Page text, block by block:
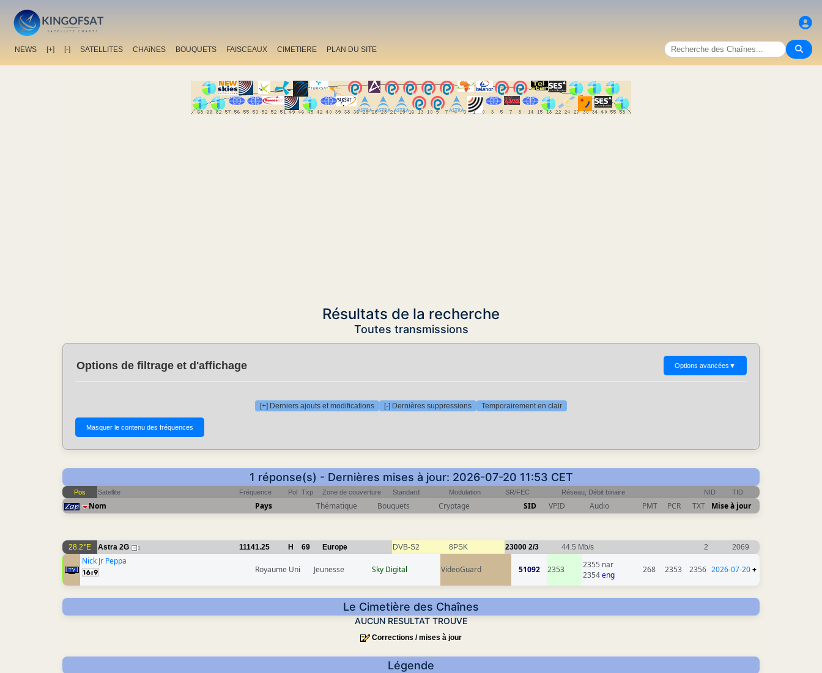
NEWS [+] [-] SATELLITES CHAîNES BOUQUETS FAISCEAUX CIMETIERE PLAN DU SITE
Résultats de la recherche
Toutes transmissions
Options de filtrage et d'affichage Options avancées ▼
[+] Derniers ajouts et modifications [-] Dernières suppressions Temporairement en clair
1 réponse(s) - Dernières mises à jour: 2026-07-20 11:53 CET
Pos Satellite Fréquence Pol Txp Zone de couverture Standard Modulation SR/FEC Réseau, Débit binaire NID TID
Nom Pays Thématique Bouquets Cryptage SID VPID Audio PMT PCR TXT Mise à jour
28.2°E Astra 2G 1 11141.25 H 69 Europe DVB-S2 8PSK 23000 2/3 44.5 Mb/s 2 2069
Nick Jr Peppa
Royaume Uni
Jeunesse Sky Digital VideoGuard 51092 2353
2355 nar
2354eng
268 2353 2356 2026-07-20+
Le Cimetière des Chaînes
AUCUN RESULTAT TROUVE
Corrections / mises à jour
Légende